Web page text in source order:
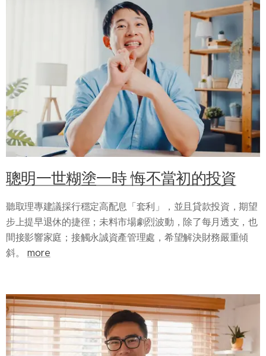
聰明一世糊塗一時 悔不當初的投資
聽取理專建議採行穩定高配息「套利」，並且貸款投資，期望
步上提早退休的捷徑；未料市場劇烈波動，除了每月透支，也
間接影響家庭；接觸永誠資產管理處，希望解決財務嚴重傾
斜。more